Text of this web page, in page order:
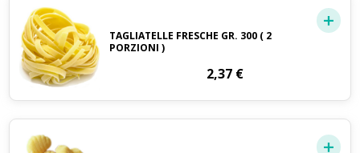
TAGLIATELLE FRESCHE GR. 300 ( 2
PORZIONI )
2,37 €